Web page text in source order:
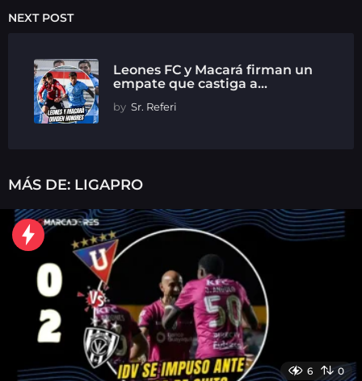
NEXT POST
Leones FC y Macará firman un
empate que castiga a...
by Sr. Referi
MÁS DE: LIGAPRO
6 0